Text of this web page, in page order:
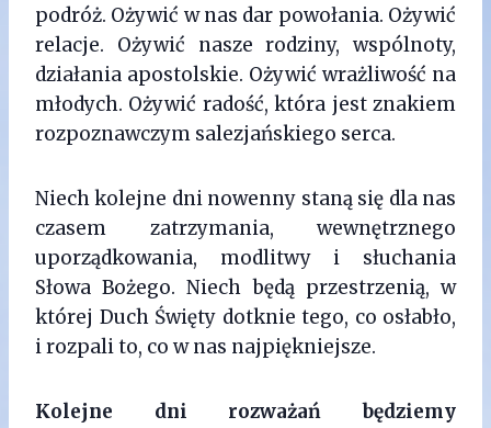
podróż. Ożywić w nas dar powołania. Ożywić
relacje. Ożywić nasze rodziny, wspólnoty,
działania apostolskie. Ożywić wrażliwość na
młodych. Ożywić radość, która jest znakiem
rozpoznawczym salezjańskiego serca.
Niech kolejne dni nowenny staną się dla nas
czasem zatrzymania, wewnętrznego
uporządkowania, modlitwy i słuchania
Słowa Bożego. Niech będą przestrzenią, w
której Duch Święty dotknie tego, co osłabło,
i rozpali to, co w nas najpiękniejsze.
Kolejne dni rozważań będziemy